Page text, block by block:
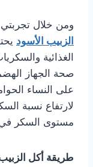
ومن خلال
الزبيب الأسود
الغذائية
صحة الجهاز
على النساء
لارتفاع نسبة
مستوى السكر
طريقة أكل